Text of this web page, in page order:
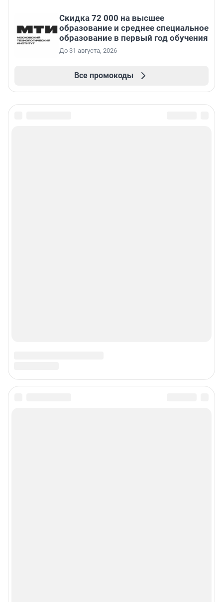
Скидка 72 000 на высшее
образование и среднее специальное
образование в первый год обучения
До 31 августа, 2026
Все промокоды